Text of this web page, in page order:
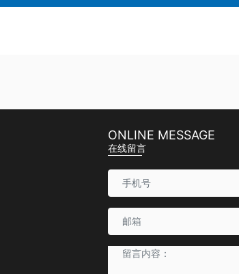
ONLINE MESSAGE
在线留言